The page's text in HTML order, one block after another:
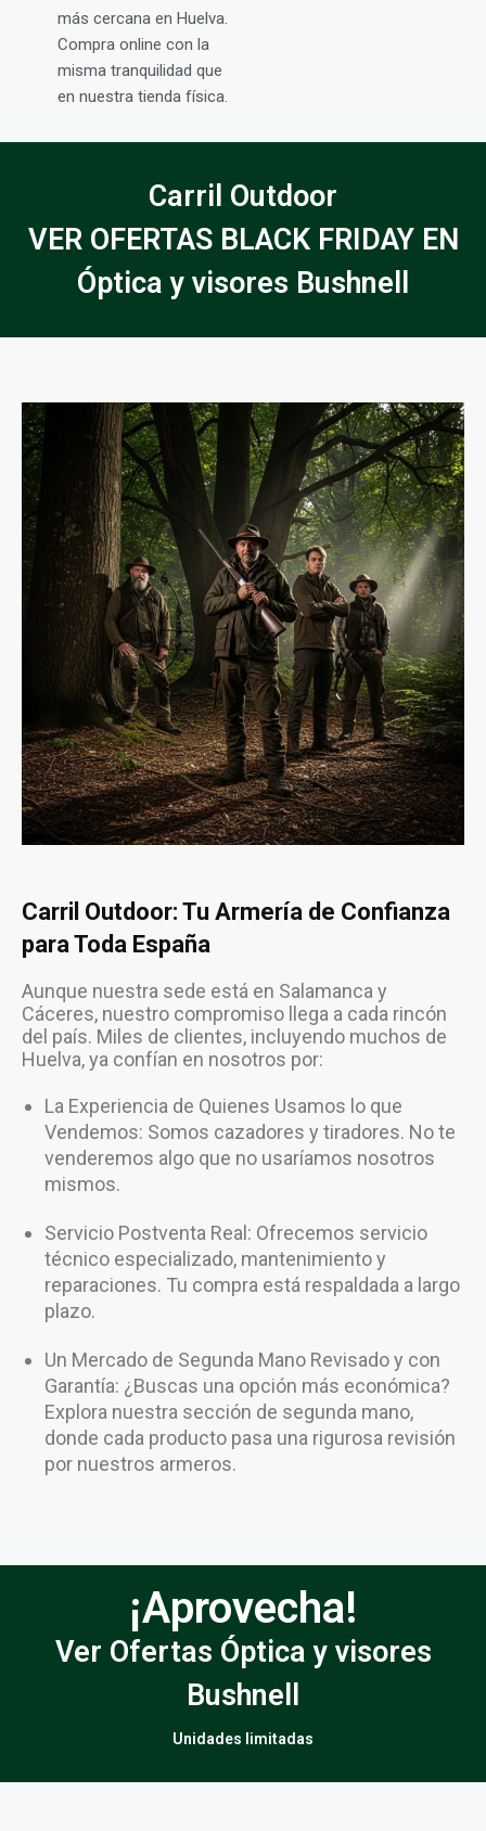
más cercana en Huelva.
Compra online con la
misma tranquilidad que
en nuestra tienda física.
Carril Outdoor
VER OFERTAS BLACK FRIDAY EN
Óptica y visores Bushnell
Carril Outdoor: Tu Armería de Confianza
para Toda España
Aunque nuestra sede está en Salamanca y
Cáceres, nuestro compromiso llega a cada rincón
del país. Miles de clientes, incluyendo muchos de
Huelva, ya confían en nosotros por:
La Experiencia de Quienes Usamos lo que
Vendemos: Somos cazadores y tiradores. No te
venderemos algo que no usaríamos nosotros
mismos.
Servicio Postventa Real: Ofrecemos servicio
técnico especializado, mantenimiento y
reparaciones. Tu compra está respaldada a largo
plazo.
Un Mercado de Segunda Mano Revisado y con
Garantía: ¿Buscas una opción más económica?
Explora nuestra sección de segunda mano,
donde cada producto pasa una rigurosa revisión
por nuestros armeros.
¡Aprovecha!
Ver Ofertas Óptica y visores
Bushnell
Unidades limitadas